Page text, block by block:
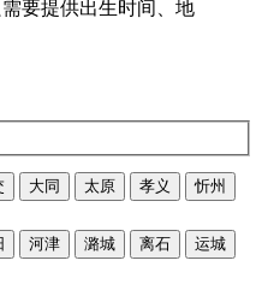
要提供出生时间、地
大同 太原 孝义 忻州
河津 潞城 离石 运城